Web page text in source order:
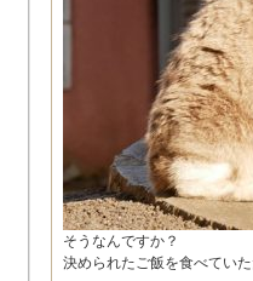
そうなんですか？
決められたご飯を食べてい